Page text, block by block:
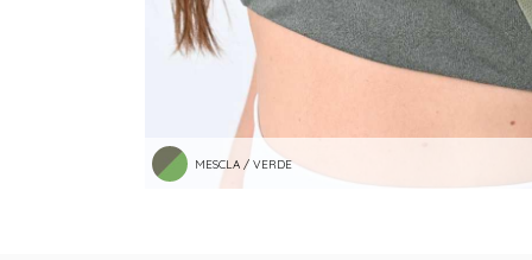
MESCLA / VERDE